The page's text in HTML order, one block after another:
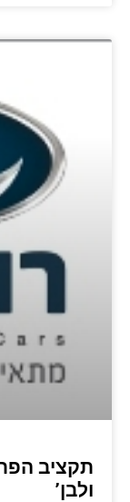
תקציב
ולבן’